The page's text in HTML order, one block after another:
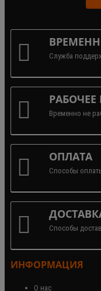
Служба
РАБОЧЕЕ
Временно не
ОПЛАТА
Способы
Способы
ИНФОРМАЦИЯ
О нас